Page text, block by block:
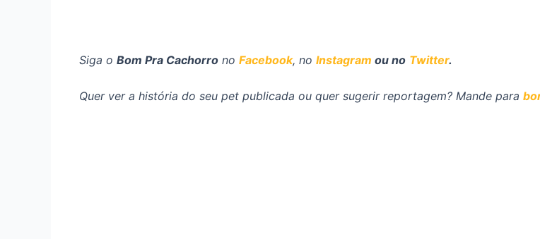
Siga o Bom Pra Cachorro no Facebook, no Instagram ou no Twitter.
Quer ver a história do seu pet publicada ou quer sugerir reportagem? Mande para